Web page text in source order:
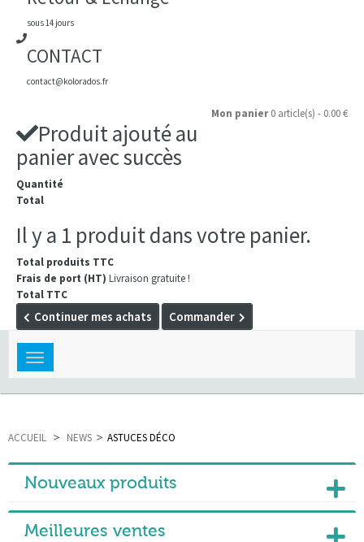
sous 14 jours
CONTACT
contact@kolorados.fr
Mon panier 0 article(s) - 0.00 €
Produit ajouté au
panier avec succès
Quantité
Total
Il y a 1 produit dans votre panier.
Total produits TTC
Frais de port (HT) Livraison gratuite !
Total TTC
Continuer mes achats Commander
Toggle
navigation
ACCUEIL > NEWS > ASTUCES DÉCO
Nouveaux produits
Meilleures ventes